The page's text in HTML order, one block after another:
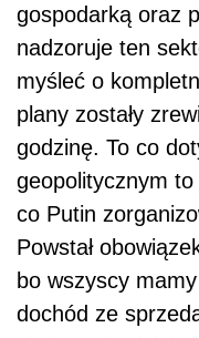
gospodarką oraz
nadzoruje ten
myśleć o
plany zostały
godzinę. To co
geopolitycznym
co Putin
Powstał
bo wszyscy
dochód ze